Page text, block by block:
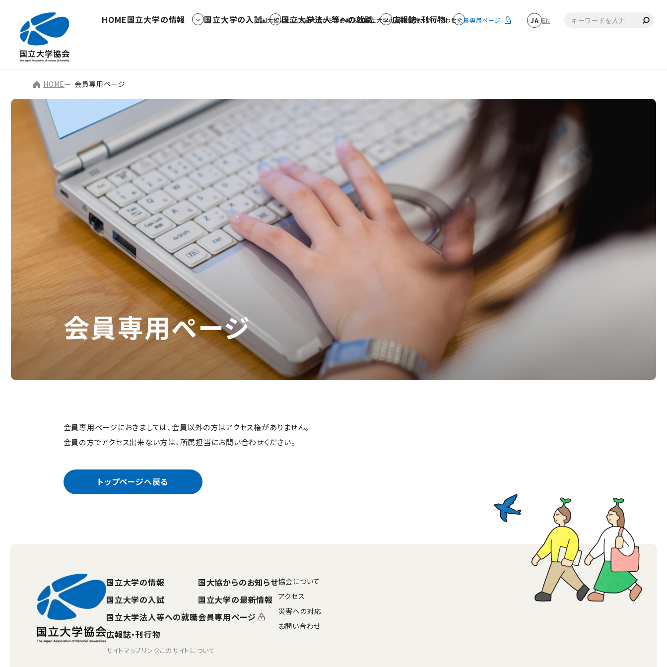
国大協について国大協からのお知らせ国立大学の最新情報お問い合わせ会員専用ページ JA EN
HOME国立大学の情報 国立大学の入試 国立大学法人等への就職 広報誌・刊行物
HOME 会員専用ページ
会員専用ページ
会員専用ページにおきましては、会員以外の方はアクセス権がありません。
会員の方でアクセス出来ない方は、所属担当にお問い合わせください。
トップページへ戻る
国立大学の情報
国立大学の入試
国立大学法人等への就職
広報誌・刊行物
国大協からのお知らせ
国立大学の最新情報
会員専用ページ
協会について
アクセス
災害への対応
お問い合わせ
サイトマップリンクこのサイトについて